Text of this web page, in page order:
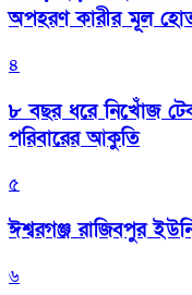
অপহরণ কারীর মূল
৪
৮ বছর ধরে নিখোঁজ
পরিবারের আকুতি
৫
ঈশ্বরগঞ্জ রাজিবপুর
৬